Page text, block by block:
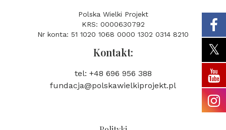
Polska Wielki Projekt
KRS: 0000630792
Nr konta: 51 1020 1068 0000 1302 0314 8210
Kontakt:
tel: +48 696 956 388
fundacja@polskawielkiprojekt.pl